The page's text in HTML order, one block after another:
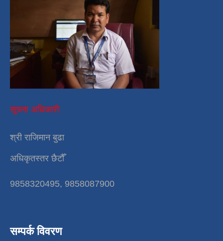
सूचना अधिकारी
श्री राजिमान बुढा
अधिकृतस्तर छैटौँ
9858320495, 9858087900
सम्पर्क विवरण